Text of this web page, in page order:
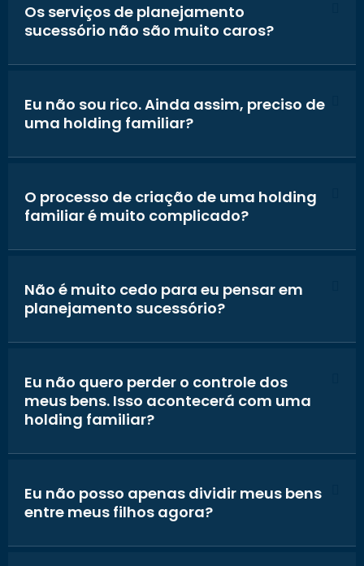
Os serviços de planejamento
sucessório não são muito caros?
Eu não sou rico. Ainda assim, preciso de
uma holding familiar?
O processo de criação de uma holding
familiar é muito complicado?
Não é muito cedo para eu pensar em
planejamento sucessório?
Eu não quero perder o controle dos
meus bens. Isso acontecerá com uma
holding familiar?
Eu não posso apenas dividir meus bens
entre meus filhos agora?